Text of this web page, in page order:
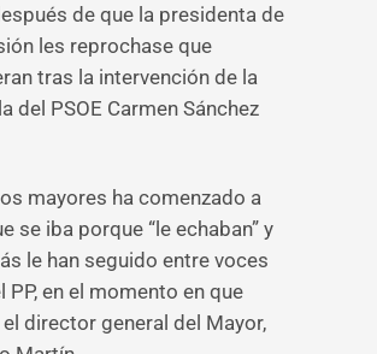
de que la presidenta de
les reprochase que
tras la intervención de la
del PSOE Carmen Sánchez
mayores ha comenzado a
se iba porque “le echaban” y
le han seguido entre voces
PP, en el momento en que
director general del Mayor,